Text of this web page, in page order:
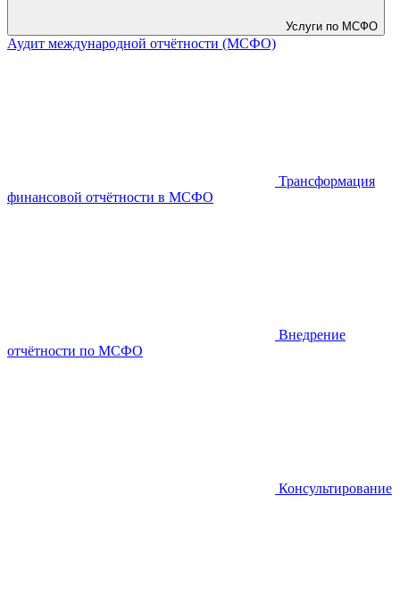
Услуги по МСФО
Аудит международной отчётности (МСФО)
Трансформация
финансовой отчётности в МСФО
Внедрение
отчётности по МСФО
Консультирование